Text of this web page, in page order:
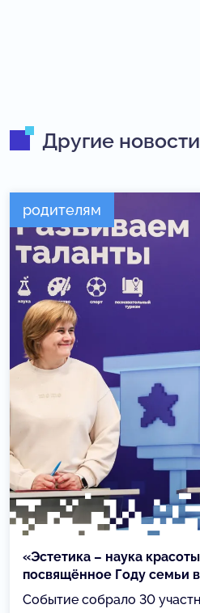
Другие
родителям
«Эстетика – наука
посвящённое Году семьи
Событие собрало 30